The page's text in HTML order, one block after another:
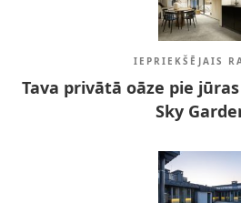
IEPRIEKŠĒJAIS
Tava privātā oāze pie
Sky